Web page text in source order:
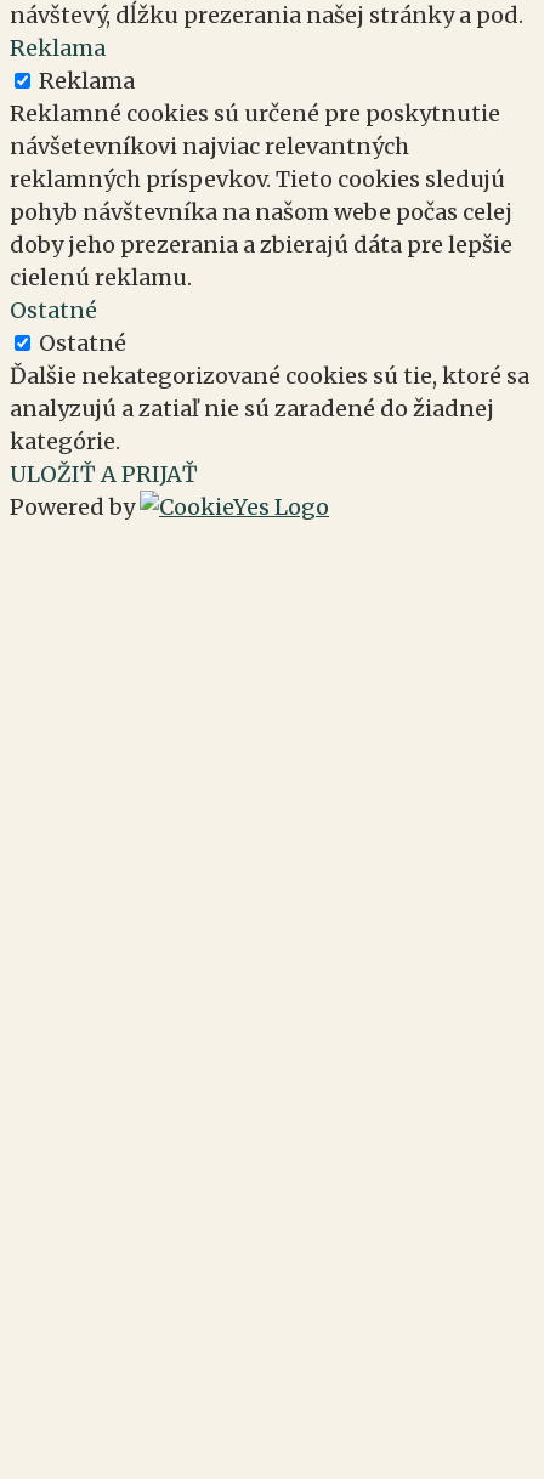
návštevý, dĺžku prezerania našej stránky a pod.
Reklama
Reklama
Reklamné cookies sú určené pre poskytnutie
návšetevníkovi najviac relevantných
reklamných príspevkov. Tieto cookies sledujú
pohyb návštevníka na našom webe počas celej
doby jeho prezerania a zbierajú dáta pre lepšie
cielenú reklamu.
Ostatné
Ostatné
Ďalšie nekategorizované cookies sú tie, ktoré sa
analyzujú a zatiaľ nie sú zaradené do žiadnej
kategórie.
ULOŽIŤ A PRIJAŤ
Powered by